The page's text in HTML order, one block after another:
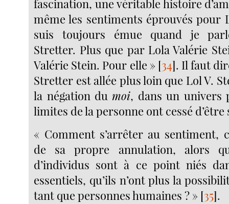
fascination, une véritable histoire
même les sentiments éprouvés pour
suis toujours émue quand je
Stretter. Plus que par Lola Valérie
Valérie Stein. Pour elle » [34]. Il faut
Stretter est allée plus loin que Lol V.
la négation dumoi, dans un univers
limites de la personne ont cessé d’être
« Comment s’arrêter au sentiment,
de sa propre annulation, alors
d’individus sont à ce point niés
essentiels, qu’ils n’ont plus la
tant que personnes humaines ? » [35].